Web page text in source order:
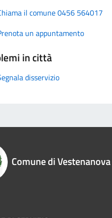
il comune 0456 564017
un appuntamento
in città
disservizio
Comune di Vestenanova